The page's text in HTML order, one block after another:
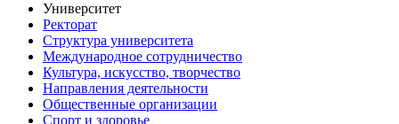
Университет
Ректорат
Структура университета
Международное сотрудничество
Культура, искусство, творчество
Направления деятельности
Общественные организации
Спорт и здоровье